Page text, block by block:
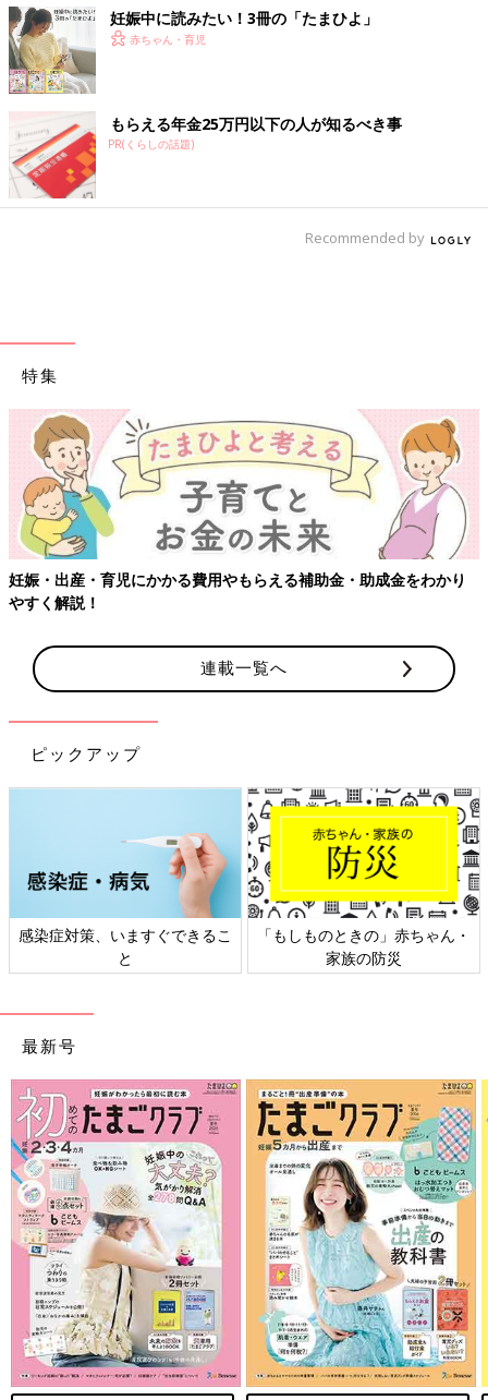
妊娠中に読みたい！3冊の「たまひよ」
赤ちゃん・育児
もらえる年金25万円以下の人が知るべき事
PR(くらしの話題)
Recommended by
特集
妊娠・出産・育児にかかる費用やもらえる補助金・助成金をわかり
やすく解説！
連載一覧へ
ピックアップ
感染症対策、いますぐできるこ
と
「もしものときの」赤ちゃん・
家族の防災
最新号